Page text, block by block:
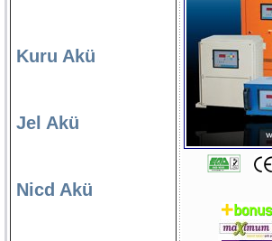
Kuru Akü
Jel Akü
Nicd Akü